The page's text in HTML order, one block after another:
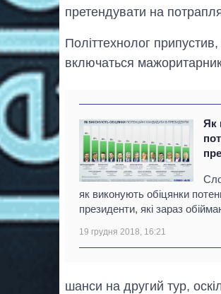
претендувати на
Політтехнолог
включаться
Як
як виконують обіцянки
президенти, які зараз
19 грудня 2018, 16:21
шанси на другий тур,